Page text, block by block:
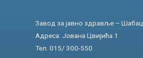
Завод за јавно здравље – Шабац
Адреса: Јована Цвијића 1
Тел. 015/ 300-550